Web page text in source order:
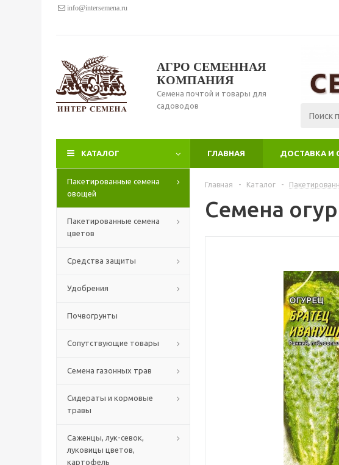
info@intersemena.ru
АГРО СЕМЕННАЯ
КОМПАНИЯ
Семена почтой и товары для
садоводов
КАТАЛОГ ГЛАВНАЯ ДОСТАВКА И
Пакетированные семена
овощей
Пакетированные семена
цветов
Средства защиты
Удобрения
Почвогрунты
Сопутствующие товары
Семена газонных трав
Сидераты и кормовые
травы
Саженцы, лук-севок,
луковицы цветов,
картофель
Главная - Каталог -
Семена